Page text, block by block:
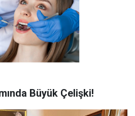
Büyük Çelişki!